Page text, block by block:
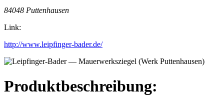
84048 Puttenhausen
Link:
http://www.leipfinger-bader.de/
Produktbeschreibung: